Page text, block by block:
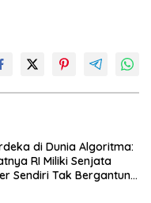
di Dunia Algoritma:
RI Miliki Senjata
Sendiri Tak Bergantung